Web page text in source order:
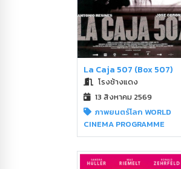
La Caja 507 (Box 507)
โรงช้างแดง
13 สิงหาคม 2569
ภาพยนตร์โลก WORLD
CINEMA PROGRAMME